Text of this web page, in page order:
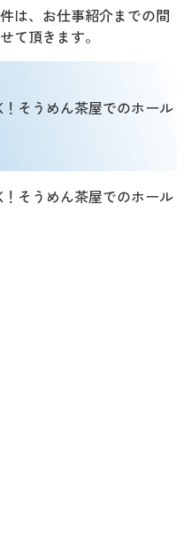
は、お仕事紹介までの間
て頂きます。
そうめん茶屋でのホール
そうめん茶屋でのホール